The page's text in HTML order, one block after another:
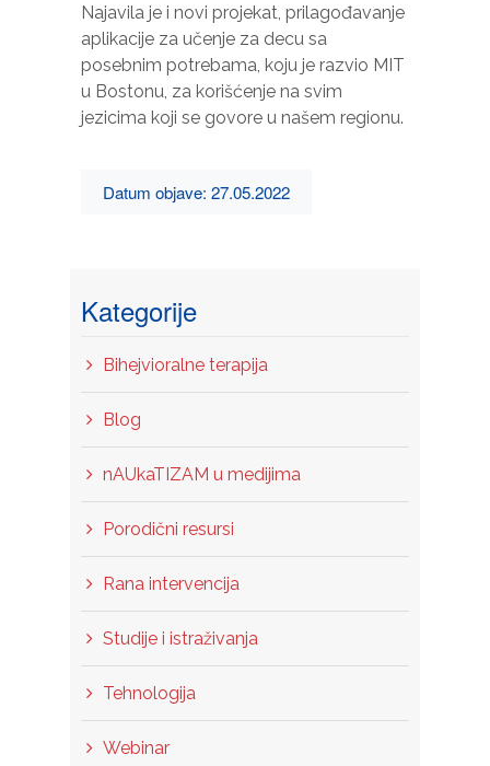
Najavila je i novi projekat, prilagođavanje
aplikacije za učenje za decu sa
posebnim potrebama, koju je razvio MIT
u Bostonu, za korišćenje na svim
jezicima koji se govore u našem regionu.
Datum objave: 27.05.2022
Kategorije
Bihejvioralne terapija
Blog
nAUkaTIZAM u medijima
Porodični resursi
Rana intervencija
Studije i istraživanja
Tehnologija
Webinar